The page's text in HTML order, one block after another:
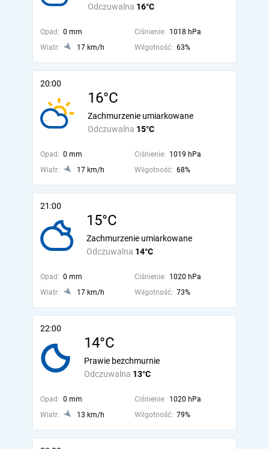
Odczuwalna 16°C
Opad: 0 mm Ciśnienie: 1018 hPa
Wiatr:
17 km/h Wilgotność: 63%
20:00
16°C
Odczuwalna 15°C
Zachmurzenie umiarkowane
Opad: 0 mm Ciśnienie: 1019 hPa
Wiatr:
17 km/h Wilgotność: 68%
21:00
15°C
Odczuwalna 14°C
Zachmurzenie umiarkowane
Opad: 0 mm Ciśnienie: 1020 hPa
Wiatr:
17 km/h Wilgotność: 73%
22:00
14°C
Odczuwalna 13°C
Prawie bezchmurnie
Opad: 0 mm Ciśnienie: 1020 hPa
Wiatr:
13 km/h Wilgotność: 79%